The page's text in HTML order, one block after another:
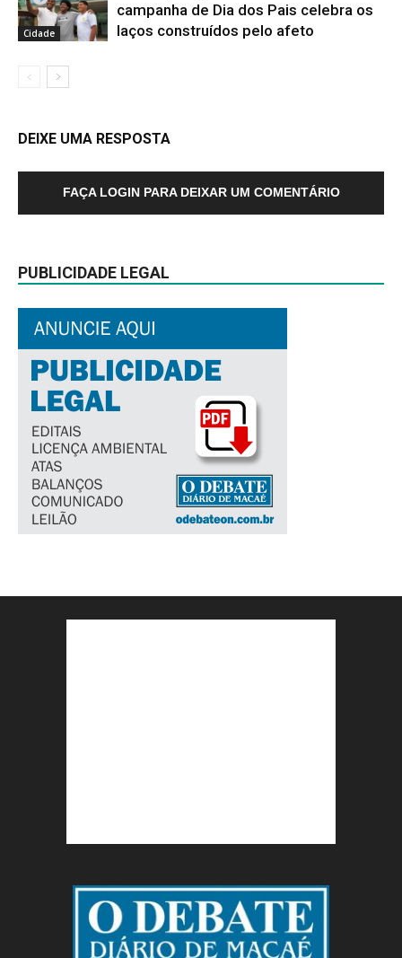
Cidade
campanha de Dia dos Pais celebra os
laços construídos pelo afeto
DEIXE UMA RESPOSTA
FAÇA LOGIN PARA DEIXAR UM COMENTÁRIO
PUBLICIDADE LEGAL